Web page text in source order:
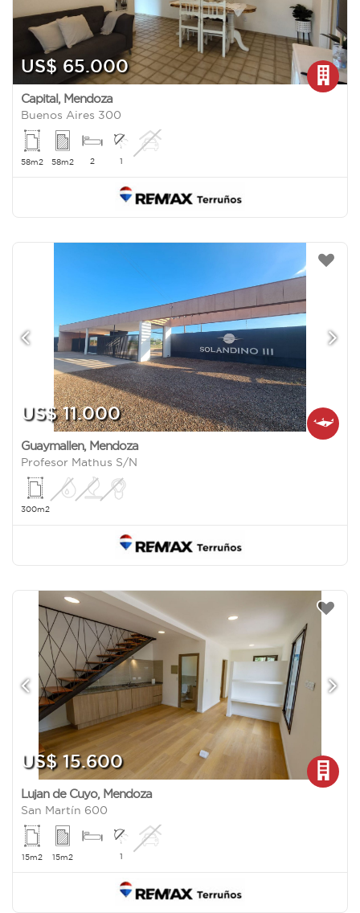
US$ 65.000
Capital, Mendoza
Buenos Aires 300
58m2 58m2 2 1
US$ 11.000
Guaymallen, Mendoza
Profesor Mathus S/N
300m2
US$ 15.600
Lujan de Cuyo, Mendoza
San Martín 600
15m2 15m2 1